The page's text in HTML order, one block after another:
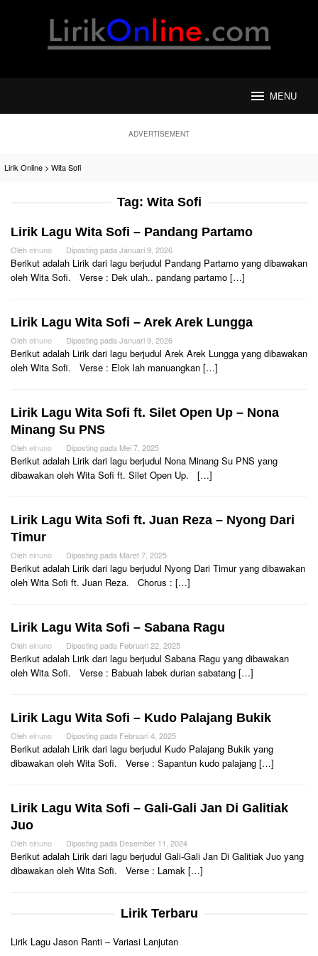
MENU
ADVERTISEMENT
Lirik Online > Wita Sofi
Tag: Wita Sofi
Lirik Lagu Wita Sofi – Pandang Partamo
Olehelnuno Diposting pada Januari 9, 2026
Berikut adalah Lirik dari lagu berjudul Pandang Partamo yang dibawakan
oleh Wita Sofi. Verse : Dek ulah.. pandang partamo […]
Lirik Lagu Wita Sofi – Arek Arek Lungga
Olehelnuno Diposting pada Januari 9, 2026
Berikut adalah Lirik dari lagu berjudul Arek Arek Lungga yang dibawakan
oleh Wita Sofi. Verse : Elok lah manuangkan […]
Lirik Lagu Wita Sofi ft. Silet Open Up – Nona
Minang Su PNS
Olehelnuno Diposting pada Mei 7, 2025
Berikut adalah Lirik dari lagu berjudul Nona Minang Su PNS yang
dibawakan oleh Wita Sofi ft. Silet Open Up. […]
Lirik Lagu Wita Sofi ft. Juan Reza – Nyong Dari
Timur
Olehelnuno Diposting pada Maret 7, 2025
Berikut adalah Lirik dari lagu berjudul Nyong Dari Timur yang dibawakan
oleh Wita Sofi ft. Juan Reza. Chorus : […]
Lirik Lagu Wita Sofi – Sabana Ragu
Olehelnuno Diposting pada Februari 22, 2025
Berikut adalah Lirik dari lagu berjudul Sabana Ragu yang dibawakan
oleh Wita Sofi. Verse : Babuah labek durian sabatang […]
Lirik Lagu Wita Sofi – Kudo Palajang Bukik
Olehelnuno Diposting pada Februari 4, 2025
Berikut adalah Lirik dari lagu berjudul Kudo Palajang Bukik yang
dibawakan oleh Wita Sofi. Verse : Sapantun kudo palajang […]
Lirik Lagu Wita Sofi – Gali-Gali Jan Di Galitiak
Juo
Olehelnuno Diposting pada Desember 11, 2024
Berikut adalah Lirik dari lagu berjudul Gali-Gali Jan Di Galitiak Juo yang
dibawakan oleh Wita Sofi. Verse : Lamak […]
Lirik Terbaru
Lirik Lagu Jason Ranti – Variasi Lanjutan